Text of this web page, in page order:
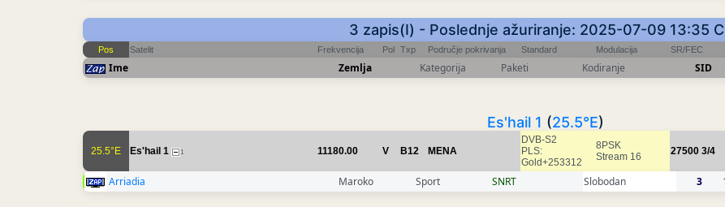
3 zapis(I) - Poslednje ažuriranje: 2025-07-09 13:35
Pos Satelit Frekvencija Pol Txp Područje pokrivanja Standard Modulacija SR/FEC
Ime Zemlja Kategorija Paketi Kodiranje SID
Es'hail 1 (25.5°E)
25.5°E Es'hail 1 1 11180.00 V B12 MENA
DVB-S2
PLS:
Gold+253312
8PSK
Stream 16
27500 3/4
Arriadia Maroko Sport SNRT Slobodan 3